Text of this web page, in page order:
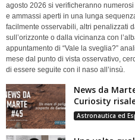
agosto 2026 si verificheranno
e ammassi aperti in una lunga
facilmente osservabili, altri penalizzati
sull’orizzonte o dalla vicinanza con
appuntamento di “Vale la sveglia?”
mese dal punto di vista osservativo,
di essere seguite con il naso all’insù.
News da
Curiosity
Astronautica ed